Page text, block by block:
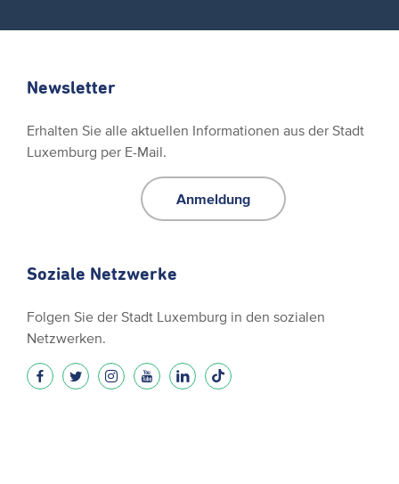
Newsletter
Erhalten Sie alle aktuellen Informationen aus der Stadt
Luxemburg per E-Mail.
Anmeldung
Soziale Netzwerke
Folgen Sie der Stadt Luxemburg in den sozialen
Netzwerken.